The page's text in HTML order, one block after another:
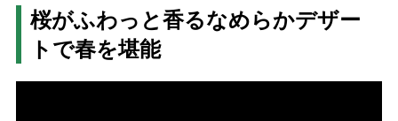
桜がふわっと香るなめらかデザー
トで春を堪能